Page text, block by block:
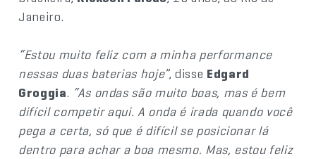
Janeiro.
“Estou muito feliz com a minha performance
nessas duas baterias hoje”, disse Edgard
Groggia. “As ondas são muito boas, mas é bem
difícil competir aqui. A onda é irada quando você
pega a certa, só que é difícil se posicionar lá
dentro para achar a boa mesmo. Mas, estou feliz